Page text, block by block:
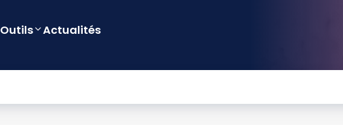
Outils Actualités